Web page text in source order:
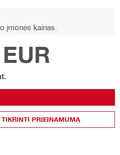
įmonės kainas.
TIKRINTI PRIEINAMUMĄ